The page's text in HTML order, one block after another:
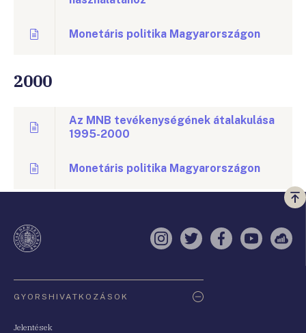
Monetáris politika Magyarországon
2000
Az MNB tevékenységének átalakulása
1995-2000
Monetáris politika Magyarországon
a
Instagram
TwitterFacebook
YouTube
GYORSHIVATKOZÁSOK
Jelentések